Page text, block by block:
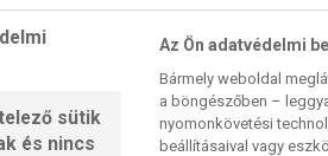
sütik
és nincs
Az Ön adatvédelmi
Bármely weboldal
a böngészőben –
nyomonkövetési
beállításaival vagy